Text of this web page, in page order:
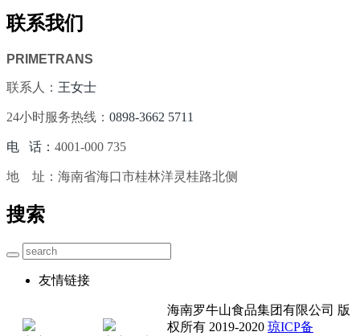
联系我们
PRIMETRANS
联系人： 王女士
24小时服务热线： 0898-3662 5711
电 话： 4001-000 735
地 址：海南省海口市桂林洋灵桂路北侧
搜索
友情链接
海南罗牛山食品集团有限公司 版
权所有 2019-2020 琼ICP备